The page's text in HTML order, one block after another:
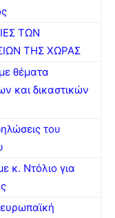
ΤΩΝ
ΤΗΣ ΧΩΡΑΣ
θέματα
και δικαστικών
του
κ. Ντόλιο για